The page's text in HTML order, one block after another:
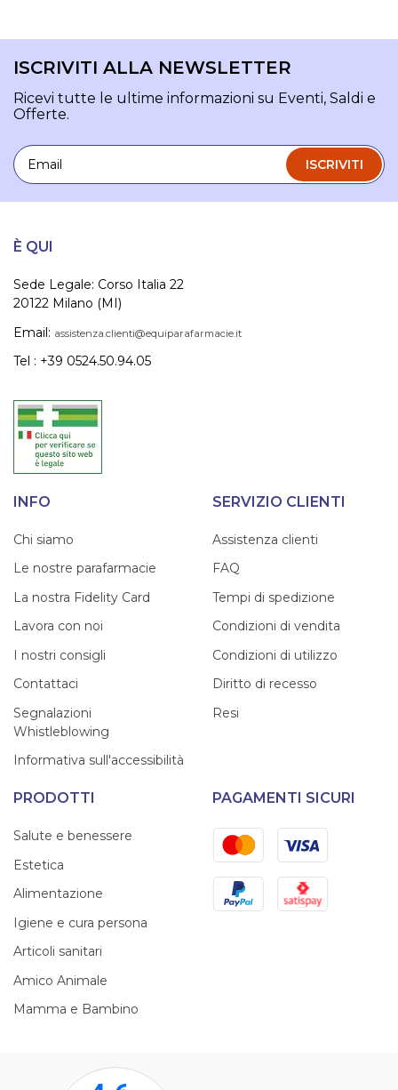
ISCRIVITI ALLA NEWSLETTER
Ricevi tutte le ultime informazioni su Eventi, Saldi e
Offerte.
Email
ISCRIVITI
È QUI
Sede Legale: Corso Italia 22
20122 Milano (MI)
Email: assistenza.clienti@equiparafarmacie.it
Tel : +39 0524.50.94.05
INFO
Chi siamo
Le nostre parafarmacie
La nostra Fidelity Card
Lavora con noi
I nostri consigli
Contattaci
Segnalazioni
Whistleblowing
Informativa sull'accessibilità
SERVIZIO CLIENTI
Assistenza clienti
FAQ
Tempi di spedizione
Condizioni di vendita
Condizioni di utilizzo
Diritto di recesso
Resi
PRODOTTI
Salute e benessere
Estetica
Alimentazione
Igiene e cura persona
Articoli sanitari
Amico Animale
Mamma e Bambino
PAGAMENTI SICURI
MastercardVisa
PayPal Satispay